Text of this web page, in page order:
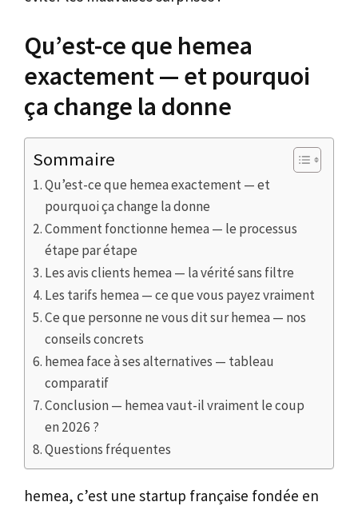
Qu’est-ce que hemea
exactement — et pourquoi
ça change la donne
Sommaire
Qu’est-ce que hemea exactement — et
pourquoi ça change la donne
Comment fonctionne hemea — le processus
étape par étape
Les avis clients hemea — la vérité sans filtre
Les tarifs hemea — ce que vous payez vraiment
Ce que personne ne vous dit sur hemea — nos
conseils concrets
hemea face à ses alternatives — tableau
comparatif
Conclusion — hemea vaut-il vraiment le coup
en 2026 ?
Questions fréquentes
hemea, c’est une startup française fondée en